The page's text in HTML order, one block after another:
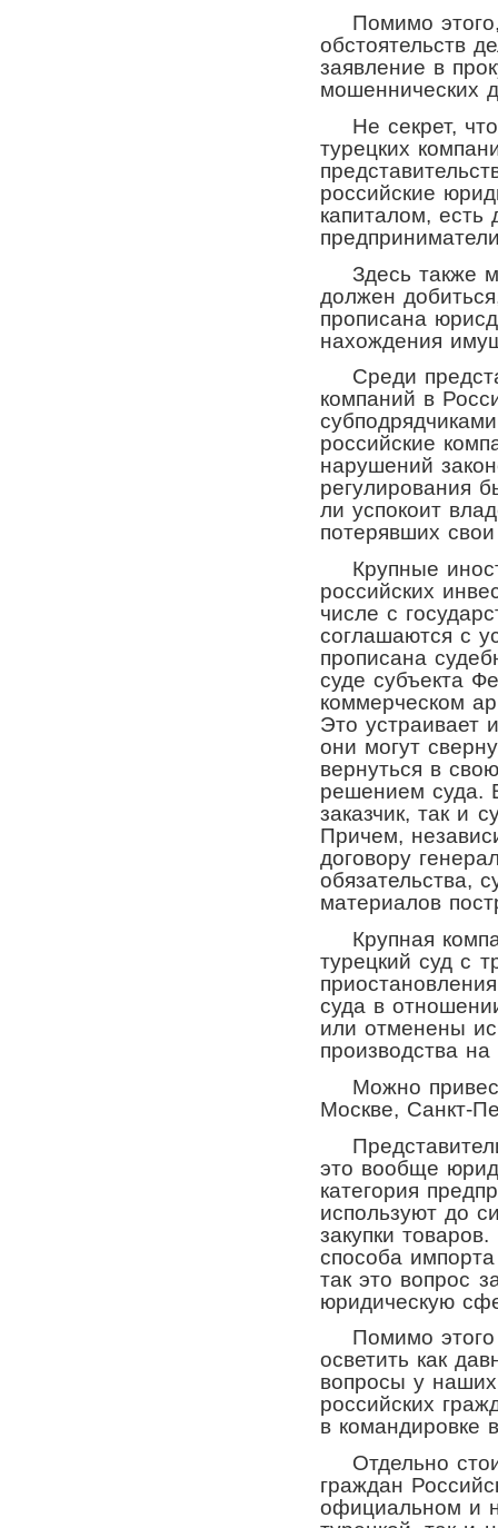
Помимо этого,
обстоятельств
заявление в
мошеннических
Не секрет, что
турецких
российские
капиталом,
Здесь также
должен
прописана
нахождения
Среди
компаний в
российские
нарушений
регулирования
ли успокоит
потерявших
Крупные
российских
числе с
соглашаются с
прописана
суде субъекта
коммерческом
Это устраивает
они могут
вернуться в
решением суда.
заказчик, так и
Причем,
договору
обязательства,
материалов
Крупная
турецкий суд с
суда в
или отменены
производства на
Можно
Москве, Санкт-
это вообще
категория
используют до
закупки
способа
так это вопрос
юридическую
Помимо этого
осветить как
вопросы у
российских
в командировке
Отдельно
граждан
официальном и